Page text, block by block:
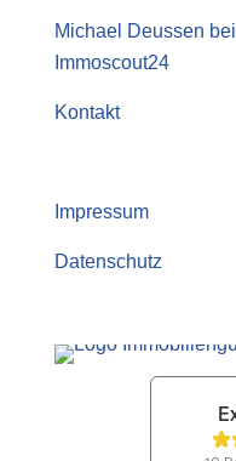
Michael Deussen bei
Immoscout24
Kontakt
Impressum
Datenschutz